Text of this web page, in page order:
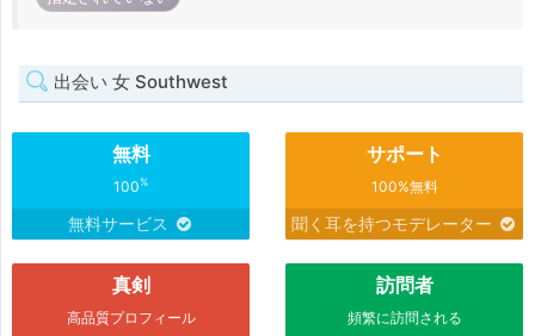
出会い 女 Southwest
無料
100%
無料サービス
サポート
100%無料
聞く耳を持つモデレーター
真剣
高品質プロフィール
訪問者
頻繁に訪問される